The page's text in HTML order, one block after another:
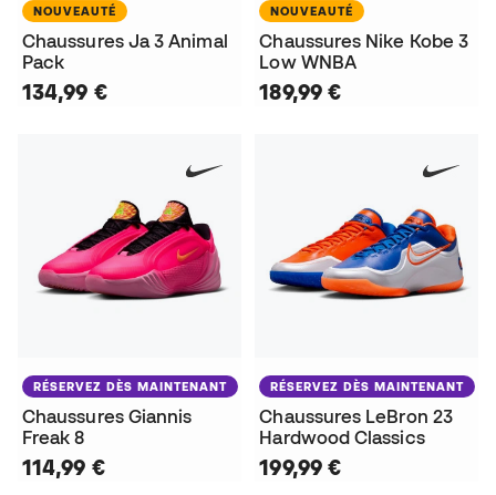
NOUVEAUTÉ
Chaussures Ja 3 Animal
Pack
134,99 €
NOUVEAUTÉ
Chaussures Nike Kobe 3
Low WNBA
189,99 €
RÉSERVEZ DÈS MAINTENANT
Chaussures Giannis
Freak 8
114,99 €
RÉSERVEZ DÈS MAINTENANT
Chaussures LeBron 23
Hardwood Classics
199,99 €